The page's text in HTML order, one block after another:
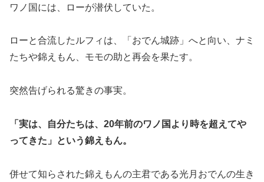
ワノ国には、ローが潜伏していた。
ローと合流したルフィは、「おでん城跡」へと向い、ナミ
たちや錦えもん、モモの助と再会を果たす。
突然告げられる驚きの事実。
「実は、自分たちは、20年前のワノ国より時を超えてや
ってきた」という錦えもん。
併せて知らされた錦えもんの主君である光月おでんの生き